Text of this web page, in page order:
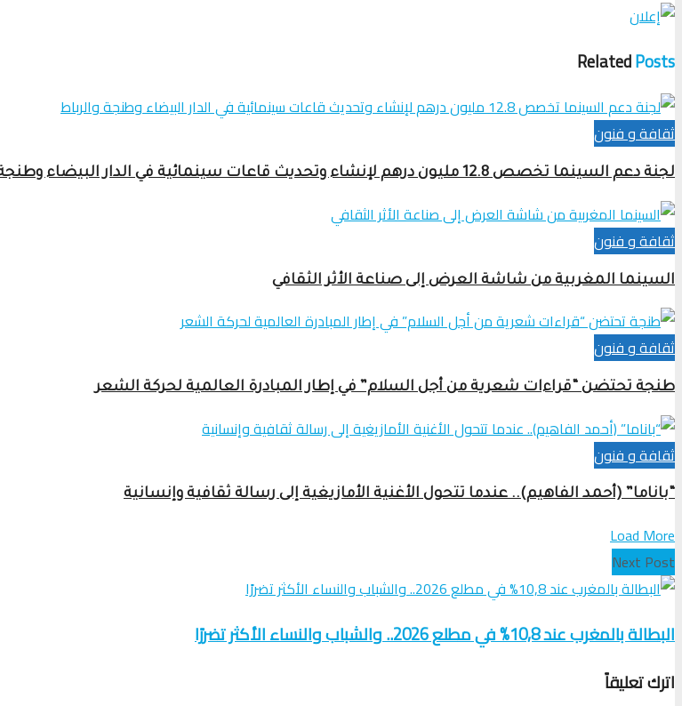
RelatedPosts
ثقافة و فنون
لجنة دعم السينما تخصص 12.8 مليون درهم لإنشاء وتحديث قاعات سينمائية في الدار البيضاء وطنجة والرباط
ثقافة و فنون
السينما المغربية من شاشة العرض إلى صناعة الأثر الثقافي
ثقافة و فنون
طنجة تحتضن “قراءات شعرية من أجل السلام” في إطار المبادرة العالمية لحركة الشعر
ثقافة و فنون
“باناما” (أحمد الفاهيم).. عندما تتحول الأغنية الأمازيغية إلى رسالة ثقافية وإنسانية
Load More
Next Post
البطالة بالمغرب عند 10,8% في مطلع 2026.. والشباب والنساء الأكثر تضررًا
اترك تعليقاً